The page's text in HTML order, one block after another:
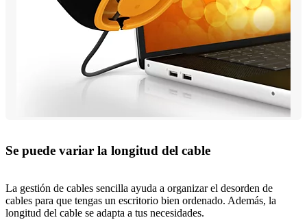
Se puede variar la longitud del cable
La gestión de cables sencilla ayuda a organizar el desorden de
cables para que tengas un escritorio bien ordenado. Además, la
longitud del cable se adapta a tus necesidades.